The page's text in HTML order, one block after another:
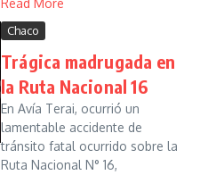
Read More
Chaco
Trágica madrugada en
la Ruta Nacional 16
En Avía Terai, ocurrió un
lamentable accidente de
tránsito fatal ocurrido sobre la
Ruta Nacional N° 16,